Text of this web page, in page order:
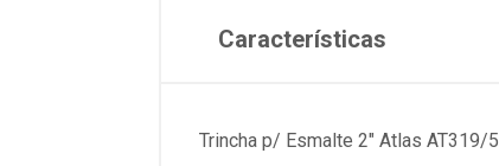
Características
Trincha p/ Esmalte 2" Atlas AT319/5